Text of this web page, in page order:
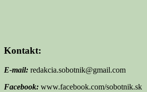
Kontakt:
E-mail: redakcia.sobotnik@gmail.com
Facebook: www.facebook.com/sobotnik.sk